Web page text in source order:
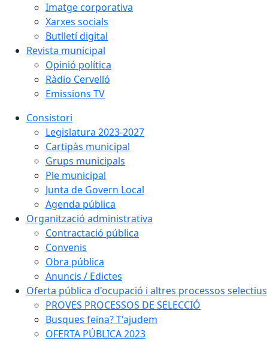
Imatge corporativa
Xarxes socials
Butlletí digital
Revista municipal
Opinió política
Ràdio Cervelló
Emissions TV
Consistori
Legislatura 2023-2027
Cartipàs municipal
Grups municipals
Ple municipal
Junta de Govern Local
Agenda pública
Organització administrativa
Contractació pública
Convenis
Obra pública
Anuncis / Edictes
Oferta pública d'ocupació i altres processos selectius
PROVES PROCESSOS DE SELECCIÓ
Busques feina? T'ajudem
OFERTA PÚBLICA 2023